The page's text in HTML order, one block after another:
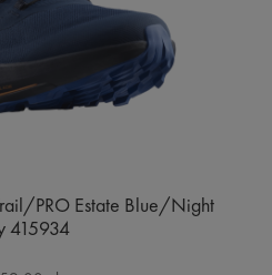
PRO Estate Blue/Night
415934